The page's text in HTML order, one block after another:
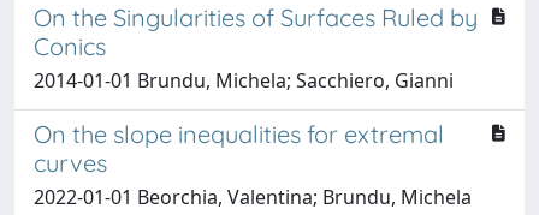
On the Singularities of Surfaces Ruled by
Conics
2014-01-01 Brundu, Michela; Sacchiero, Gianni
On the slope inequalities for extremal
curves
2022-01-01 Beorchia, Valentina; Brundu, Michela